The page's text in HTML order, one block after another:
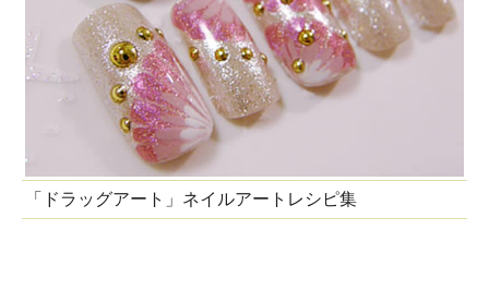
「ドラッグアート」ネイルアートレシピ集